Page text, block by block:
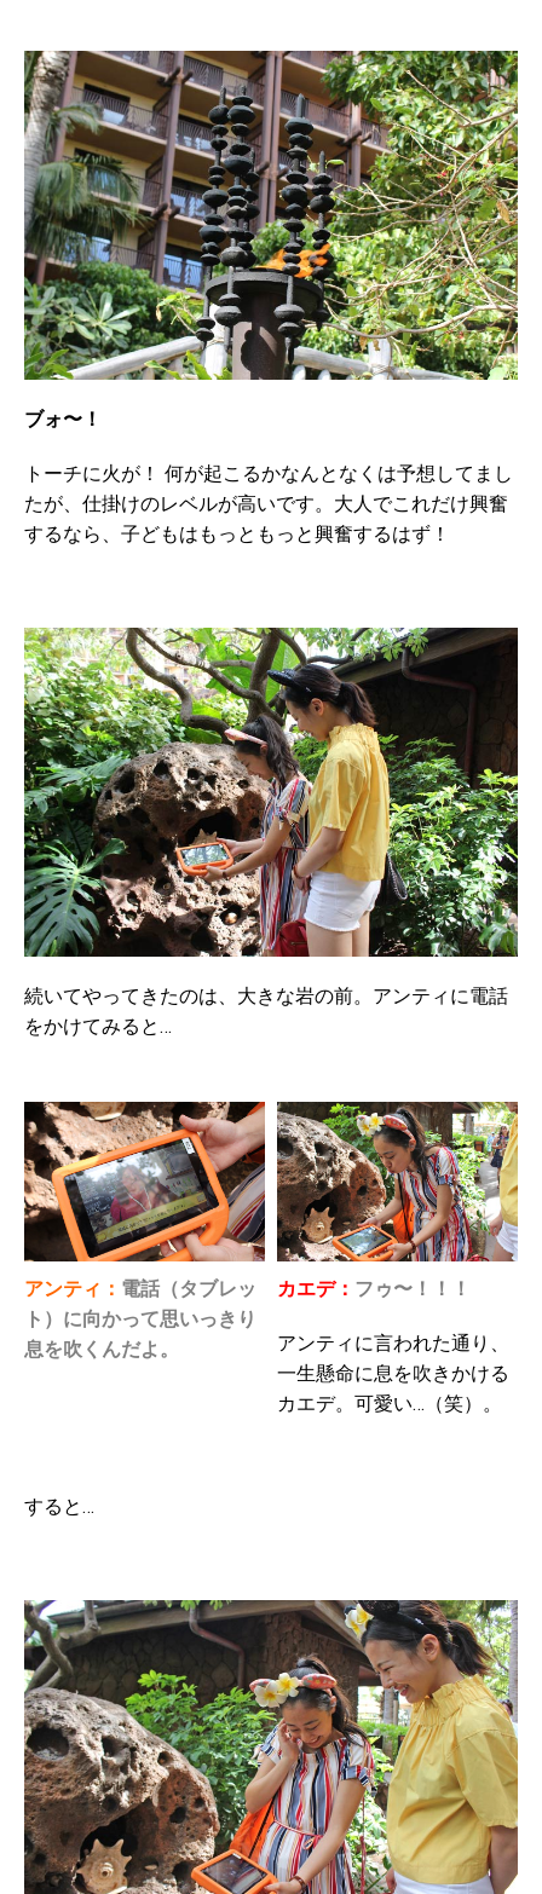
ブォ〜！
トーチに火が！ 何が起こるかなんとなくは予想してまし
たが、仕掛けのレベルが高いです。大人でこれだけ興奮
するなら、子どもはもっともっと興奮するはず！
続いてやってきたのは、大きな岩の前。アンティに電話
をかけてみると…
アンティ： 電話（タブレッ
ト）に向かって思いっきり
息を吹くんだよ。
カエデ： フゥ〜！！！
アンティに言われた通り、
一生懸命に息を吹きかける
カエデ。可愛い…（笑）。
すると…